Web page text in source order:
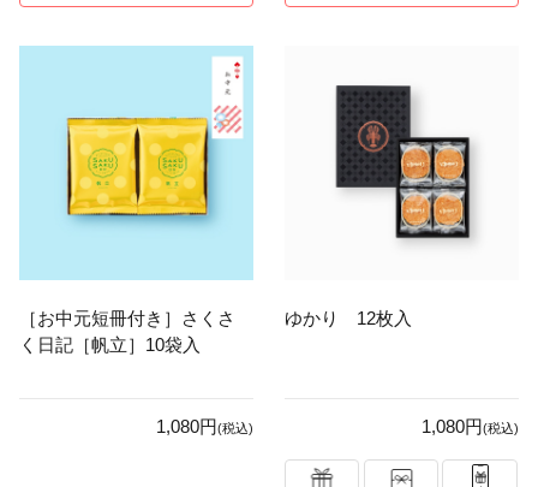
［お中元短冊付き］さくさ
く日記［帆立］10袋入
1,080円(税込)
ゆかり 12枚入
1,080円(税込)